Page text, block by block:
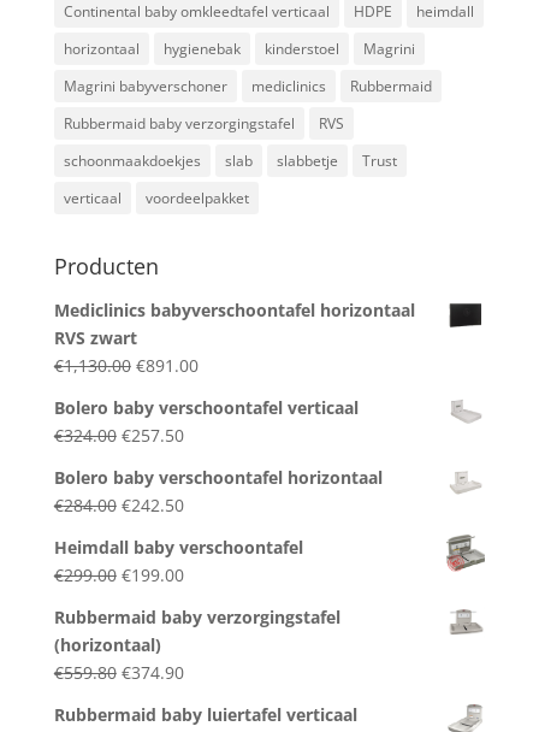
Continental baby omkleedtafel verticaal
HDPE
heimdall
horizontaal
hygienebak kinderstoel
Magrini
Magrini babyverschoner
mediclinics
Rubbermaid
Rubbermaid baby verzorgingstafel
RVS
schoonmaakdoekjes
slab slabbetje
Trust
verticaal
voordeelpakket
Producten
Mediclinics babyverschoontafel horizontaal
RVS zwart
€1,130.00 Original
was:
€1,130.00.
€891.00Current
is:
Bolero baby verschoontafel verticaal
€324.00 Original
was:
€324.00.
€257.50Current
is:
€257.50.
Bolero baby verschoontafel horizontaal
€284.00 Original
was:
€284.00.
€242.50Current
is:
€242.50.
Heimdall baby verschoontafel
€299.00 Original
was:
€299.00.
€199.00Current
is:
Rubbermaid baby verzorgingstafel
(horizontaal)
€559.80 Original
was:
€374.90Current
is:
Rubbermaid baby luiertafel verticaal